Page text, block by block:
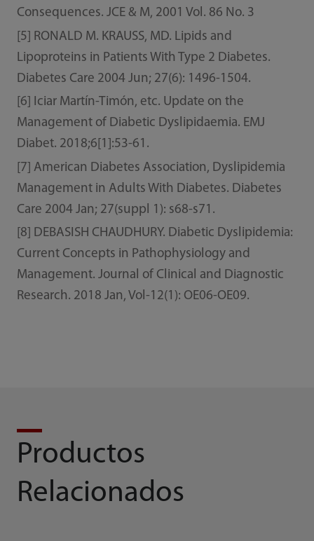
Consequences. JCE & M, 2001 Vol. 86 No. 3
[5] RONALD M. KRAUSS, MD. Lipids and
Lipoproteins in Patients With Type 2 Diabetes.
Diabetes Care 2004 Jun; 27(6): 1496-1504.
[6] Iciar Martín-Timón, etc. Update on the
Management of Diabetic Dyslipidaemia. EMJ
Diabet. 2018;6[1]:53-61.
[7] American Diabetes Association, Dyslipidemia
Management in Adults With Diabetes. Diabetes
Care 2004 Jan; 27(suppl 1): s68-s71.
[8] DEBASISH CHAUDHURY. Diabetic Dyslipidemia:
Current Concepts in Pathophysiology and
Management. Journal of Clinical and Diagnostic
Research. 2018 Jan, Vol-12(1): OE06-OE09.
Productos
Relacionados